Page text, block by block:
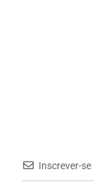
Inscrever-se